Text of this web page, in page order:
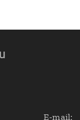
E-mail: